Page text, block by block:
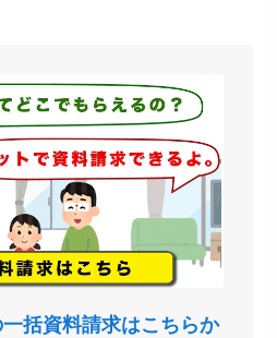
括資料請求はこちらか